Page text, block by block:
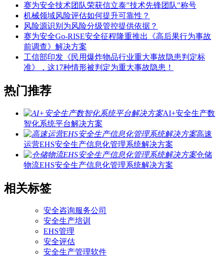
赛为安全技术团队荣获信立泰"技术先锋团队"称号
机械领域风险评估如何提升可靠性？
风险源识别为风险分级管控提供依据？
赛为安全Go-RISE安全征程隆重推出《高后果行为事故
前调查》解决方案
工信部印发《民用爆炸物品行业重大事故隐患判定标
准》，这17种情形被判定为重大事故隐患！
热门推荐
AI+安全生产数
智化系统平台解决方案
高速
运营EHS安全生产信息化管理系统解决方案
仓储
物流EHS安全生产信息化管理系统解决方案
相关标签
安全咨询服务公司
安全生产培训
EHS管理
安全评估
安全生产管理软件